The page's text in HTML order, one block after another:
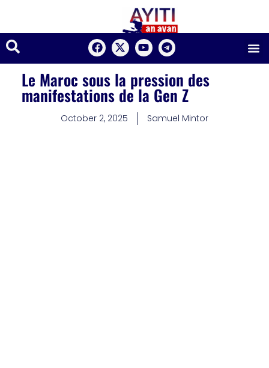
Le Maroc sous la pression des
manifestations de la Gen Z
October 2, 2025 Samuel Mintor